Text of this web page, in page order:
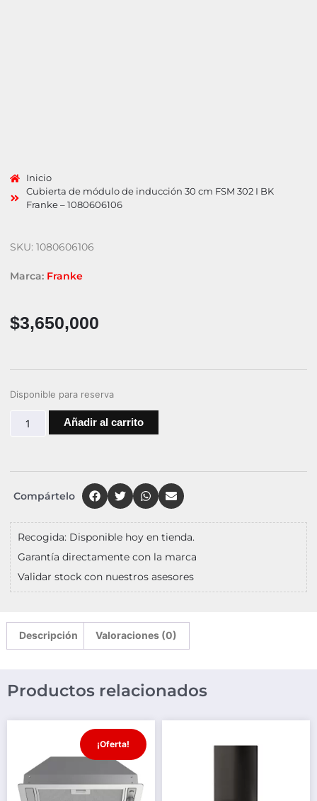
Inicio
Cubierta de módulo de inducción 30 cm FSM 302 I BK
Franke – 1080606106
SKU: 1080606106
Marca: Franke
$3,650,000
Disponible para reserva
Añadir al carrito
Compártelo
Recogida: Disponible hoy en tienda.
Garantía directamente con la marca
Validar stock con nuestros asesores
Descripción Valoraciones (0)
Productos relacionados
¡Oferta!